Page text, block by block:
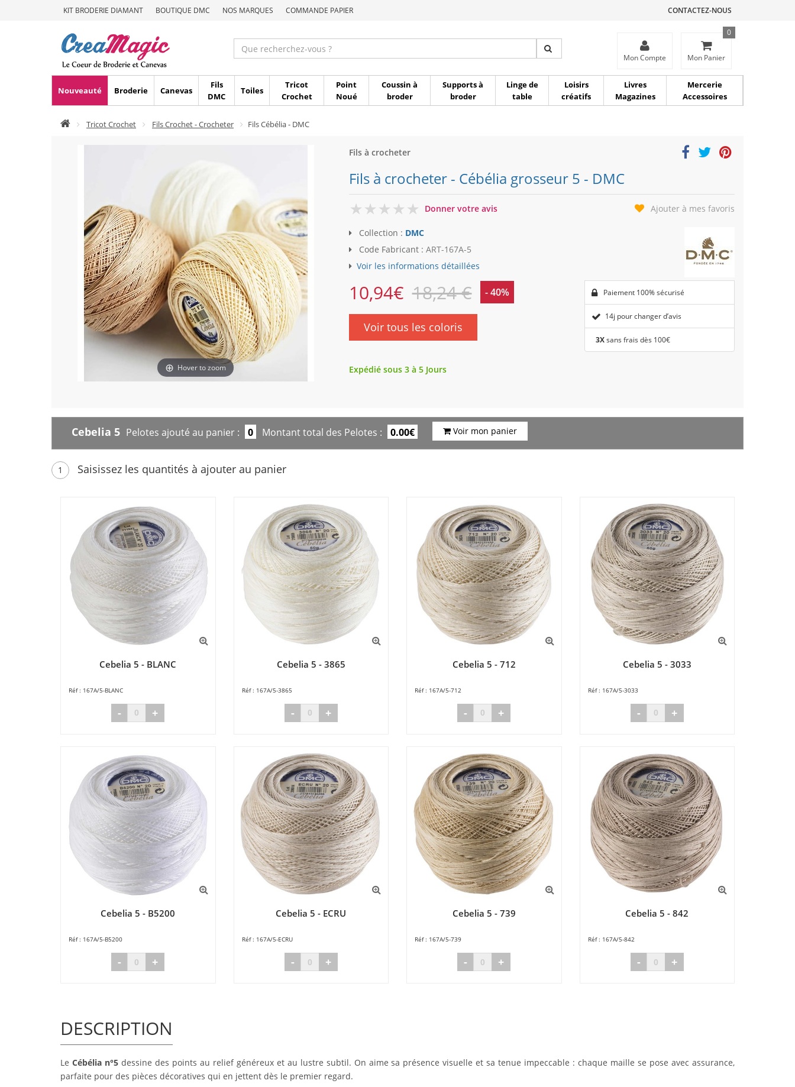
KIT BRODERIE DIAMANT BOUTIQUE DMC NOS MARQUES COMMANDE PAPIER CONTACTEZ-NOUS
Mon Compte Mon Panier
0
Nouveauté Broderie Canevas
Fils
DMC
Toiles
Tricot
Crochet
Point
Noué
Coussin à
broder
Supports à
broder
Linge de
table
Loisirs
créatifs
Livres
Magazines
Mercerie
Accessoires
Tricot Crochet Fils Crochet - Crocheter Fils Cébélia - DMC
Hover to zoom
Fils à crocheter
Fils à crocheter - Cébélia grosseur 5 - DMC
0
Donner votre avis Ajouter à mes favoris
Collection : DMC
Code Fabricant : ART-167A-5
Voir les informations détaillées
10,94€ 18,24 € - 40%
Voir tous les coloris
Paiement 100% sécurisé
14j pour changer d’avis
3Xsans frais dès 100€
Expédié sous 3 à 5 Jours
Cebelia 5 Pelotes ajouté au panier : 0 Montant total des Pelotes : 0.00€ Voir mon panier
1 Saisissez les quantités à ajouter au panier
Cebelia 5 - BLANC
167A/5-BLANC
- +
Cebelia 5 - 3865
167A/5-3865
- +
Cebelia 5 - 712
167A/5-712
- +
Cebelia 5 - 3033
167A/5-3033
- +
Cebelia 5 - B5200
167A/5-B5200
- +
Cebelia 5 - ECRU
167A/5-ECRU
- +
Cebelia 5 - 739
167A/5-739
- +
Cebelia 5 - 842
167A/5-842
- +
DESCRIPTION
Le Cébélia n°5dessine des points au relief généreux et au lustre subtil. On aime sa présence visuelle et sa tenue impeccable : chaque maille se pose avec assurance,
parfaite pour des pièces décoratives qui en jettent dès le premier regard.